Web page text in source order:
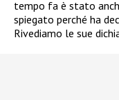
tempo fa è stato
spiegato perché ha
Rivediamo le sue